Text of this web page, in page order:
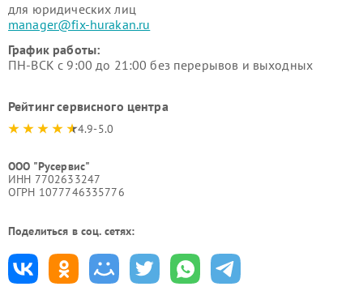
для юридических лиц
manager@fix-hurakan.ru
График работы:
ПН-ВСК с 9:00 до 21:00 без перерывов и выходных
Рейтинг сервисного центра
4.9-5.0
ООО "Русервис"
ИНН 7702633247
ОГРН 1077746335776
Поделиться в соц. сетях: